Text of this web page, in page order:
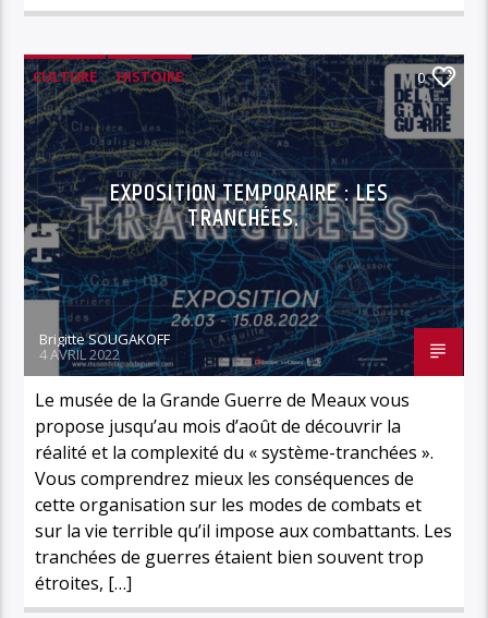
CULTURE
HISTOIRE
MUSÉE DE LA GRANDE GUERRE
0
EXPOSITION TEMPORAIRE : LES
TRANCHÉES.
Brigitte SOUGAKOFF
4 AVRIL 2022
Le musée de la Grande Guerre de Meaux vous
propose jusqu’au mois d’août de découvrir la
réalité et la complexité du « système-tranchées ».
Vous comprendrez mieux les conséquences de
cette organisation sur les modes de combats et
sur la vie terrible qu’il impose aux combattants. Les
tranchées de guerres étaient bien souvent trop
étroites, […]